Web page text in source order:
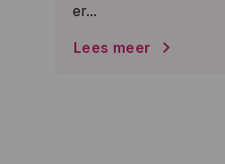
er...
Lees meer